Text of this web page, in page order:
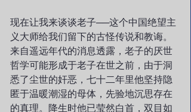
现在让我来谈谈老子──这个中国绝望主
义大师给我们留下的古怪传说和教诲。
来自遥远年代的消息透露，老子的厌世
哲学可能形成于老子在世之前，由于洞
悉了尘世的奸恶，七十二年里他坚持隐
匿于温暖潮湿的母体，先验地沉思存在
的真理。降生时他已莹然白首，双目如